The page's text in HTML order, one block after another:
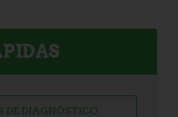
DE DIAGNÓSTICO